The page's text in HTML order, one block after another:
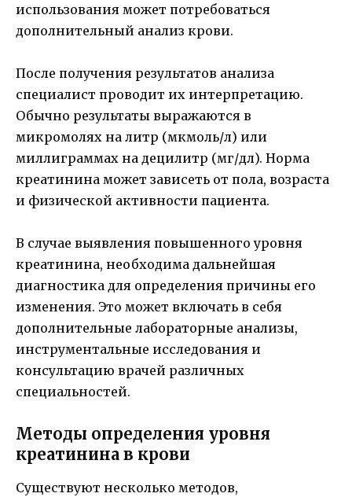
использования может потребоваться
дополнительный анализ крови.
После получения результатов анализа
специалист проводит их интерпретацию.
Обычно результаты выражаются в
микромолях на литр (мкмоль/л) или
миллиграммах на децилитр (мг/дл). Норма
креатинина может зависеть от пола, возраста
и физической активности пациента.
В случае выявления повышенного уровня
креатинина, необходима дальнейшая
диагностика для определения причины его
изменения. Это может включать в себя
дополнительные лабораторные анализы,
инструментальные исследования и
консультацию врачей различных
специальностей.
Методы определения уровня
креатинина в крови
Существуют несколько методов,